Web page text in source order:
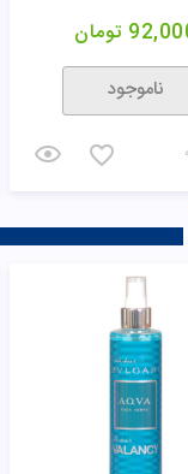
تومان
ناموجود